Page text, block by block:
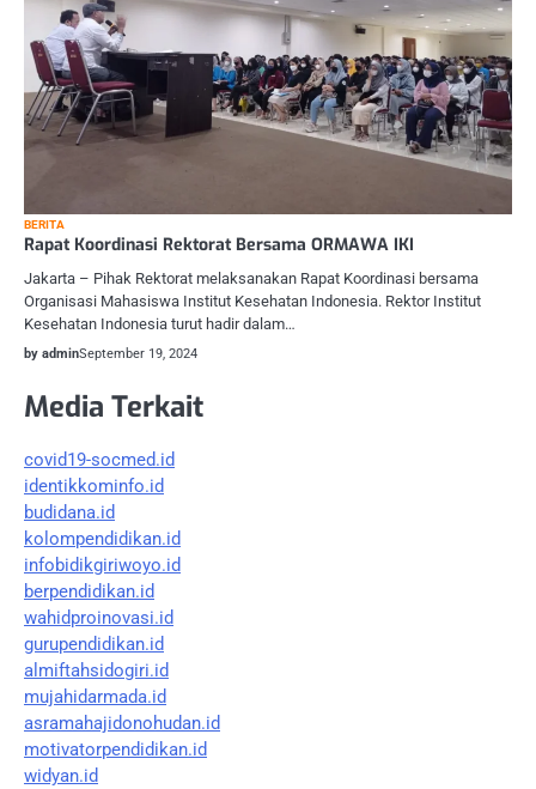
BERITA
Rapat Koordinasi Rektorat Bersama ORMAWA IKI
Jakarta – Pihak Rektorat melaksanakan Rapat Koordinasi bersama
Organisasi Mahasiswa Institut Kesehatan Indonesia. Rektor Institut
Kesehatan Indonesia turut hadir dalam…
by adminSeptember 19, 2024
Media Terkait
covid19-socmed.id
identikkominfo.id
budidana.id
kolompendidikan.id
infobidikgiriwoyo.id
berpendidikan.id
wahidproinovasi.id
gurupendidikan.id
almiftahsidogiri.id
mujahidarmada.id
asramahajidonohudan.id
motivatorpendidikan.id
widyan.id